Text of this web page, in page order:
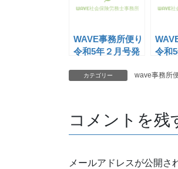
WAVE事務所便り
令和5年２月号発
令和
カテゴリー wave事務所
コメントを残
メールアドレスが公開さ